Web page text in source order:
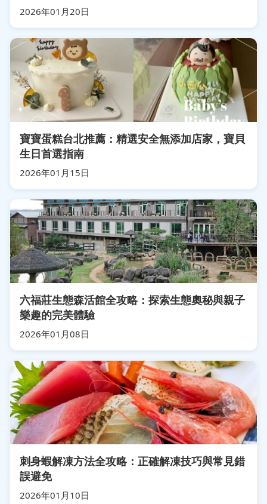
2026年01月20日
寶寶蛋糕台北推薦：精選安全無添加店家，寶貝
生日首選指南
2026年01月15日
六福莊生態森活館全攻略：探索生態奧秘與親子
樂趣的完美體驗
2026年01月08日
刺身蝦解凍方法全攻略：正確解凍技巧與常見錯
誤避免
2026年01月10日